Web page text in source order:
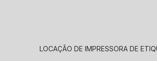
LOCAÇÃO DE IMPRESSORA DE